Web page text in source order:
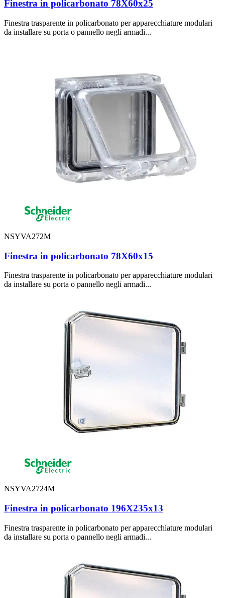
Finestra in policarbonato 78X60x25
Finestra trasparente in policarbonato per apparecchiature modulari
da installare su porta o pannello negli armadi...
NSYVA272M
Finestra in policarbonato 78X60x15
Finestra trasparente in policarbonato per apparecchiature modulari
da installare su porta o pannello negli armadi...
NSYVA2724M
Finestra in policarbonato 196X235x13
Finestra trasparente in policarbonato per apparecchiature modulari
da installare su porta o pannello negli armadi...